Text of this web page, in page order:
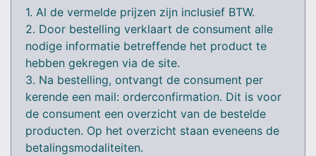
1. Al de vermelde prijzen zijn inclusief BTW.
2. Door bestelling verklaart de consument alle
nodige informatie betreffende het product te
hebben gekregen via de site.
3. Na bestelling, ontvangt de consument per
kerende een mail: orderconfirmation. Dit is voor
de consument een overzicht van de bestelde
producten. Op het overzicht staan eveneens de
betalingsmodaliteiten.